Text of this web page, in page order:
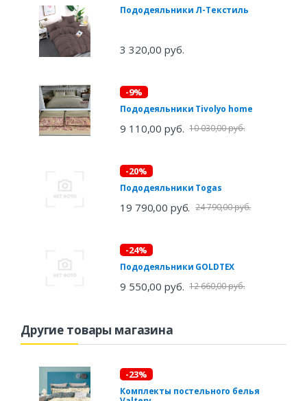
Пододеяльники Л-Текстиль
3 320,00 руб.
-9%
Пододеяльники Tivolyo home
9 110,00 руб. 10 030,00 руб.
-20%
Пододеяльники Togas
19 790,00 руб. 24 790,00 руб.
-24%
Пододеяльники GOLDTEX
9 550,00 руб. 12 660,00 руб.
Другие товары магазина
-23%
Комплекты постельного белья